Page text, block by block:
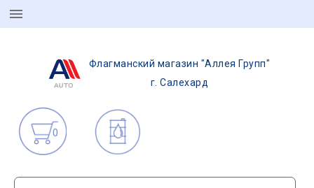
Флагманский магазин "Аллея Групп"
г. Салехард
0